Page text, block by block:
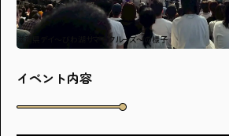
滋賀県デイ～びわ湖サマークルーズ～の様子
イベント内容